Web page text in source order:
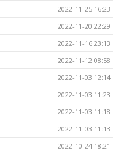
2022-11-25 16:23
2022-11-20 22:29
2022-11-16 23:13
2022-11-12 08:58
2022-11-03 12:14
2022-11-03 11:23
2022-11-03 11:18
2022-11-03 11:13
2022-10-24 18:21